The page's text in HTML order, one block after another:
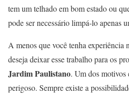
tem um telhado em bom estado ou
pode ser necessário limpá-lo apenas
A menos que você tenha experiência
deseja deixar esse trabalho para os
Jardim Paulistano. Um dos motivos
perigoso. Sempre existe a